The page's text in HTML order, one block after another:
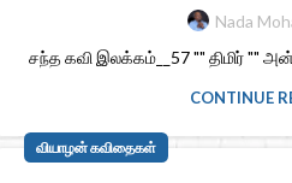
Nada
சந்த கவி இலக்கம்__57 "" திமிர் ""
CONTINUE
வியாழன் கவிதைகள்